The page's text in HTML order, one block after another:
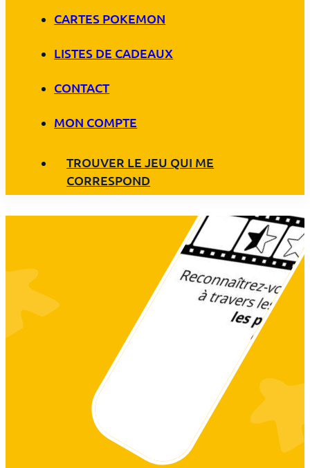
CARTES POKEMON
LISTES DE CADEAUX
CONTACT
MON COMPTE
TROUVER LE JEU QUI ME
CORRESPOND